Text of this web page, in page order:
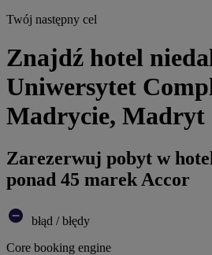
Twój następny cel
Znajdź hotel
Uniwersytet
Madrycie, Madryt
Zarezerwuj pobyt w
ponad 45 marek Accor
błąd / błędy
Core booking engine